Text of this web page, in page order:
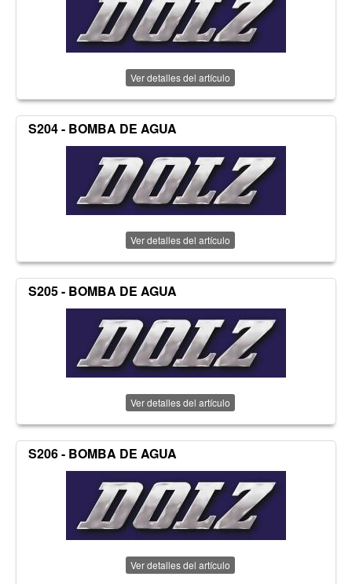
Ver detalles del artículo
S204 - BOMBA DE AGUA
Ver detalles del artículo
S205 - BOMBA DE AGUA
Ver detalles del artículo
S206 - BOMBA DE AGUA
Ver detalles del artículo